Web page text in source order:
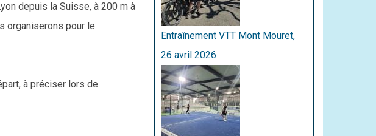
depuis la Suisse, à 200 m à
organiserons pour le
à préciser lors de
Entraînement VTT Mont Mouret,
26 avril 2026